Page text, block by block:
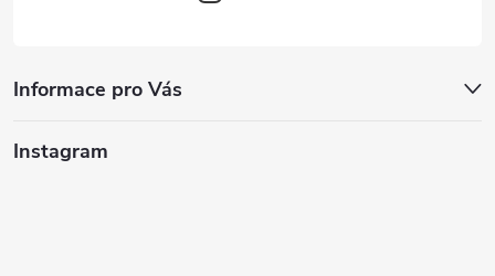
Informace pro Vás
Instagram